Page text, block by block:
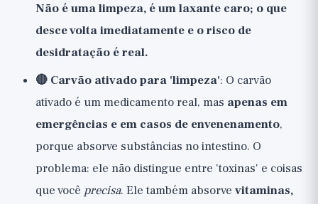
Não é uma limpeza, é um laxante caro; o que
desce volta imediatamente e o risco de
desidratação é real.
🔴 Carvão ativado para 'limpeza': O carvão
ativado é um medicamento real, mas apenas em
emergências e em casos de envenenamento,
porque absorve substâncias no intestino. O
problema: ele não distingue entre 'toxinas' e coisas
que você precisa. Ele também absorve vitaminas,